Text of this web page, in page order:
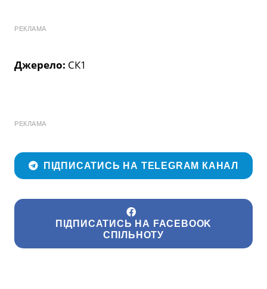
РЕКЛАМА
Джерело: СК1
РЕКЛАМА
ПІДПИСАТИСЬ НА TELEGRAM КАНАЛ
ПІДПИСАТИСЬ НА FACEBOOK
СПІЛЬНОТУ